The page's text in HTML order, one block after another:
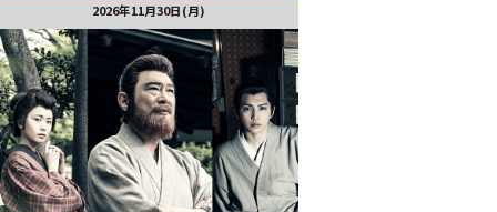
2026年11月30日(月)